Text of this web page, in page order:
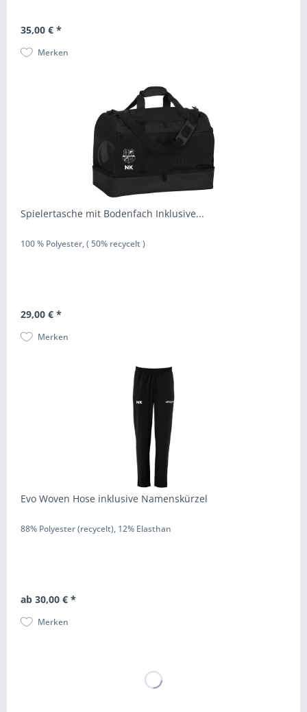
35,00 € *
Merken
Spielertasche mit Bodenfach Inklusive...
100 % Polyester, ( 50% recycelt )
29,00 € *
Merken
Evo Woven Hose inklusive Namenskürzel
88% Polyester (recycelt), 12% Elasthan
ab 30,00 € *
Merken